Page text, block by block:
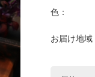
色：
お届け地域